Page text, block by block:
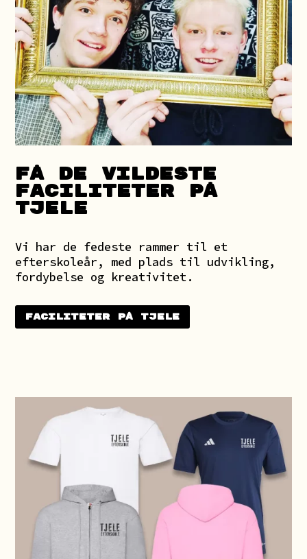
FÅ DE VILDESTE
FACILITETER PÅ
TJELE
Vi har de fedeste rammer til et
efterskoleår, med plads til udvikling,
fordybelse og kreativitet.
Faciliteter på Tjele